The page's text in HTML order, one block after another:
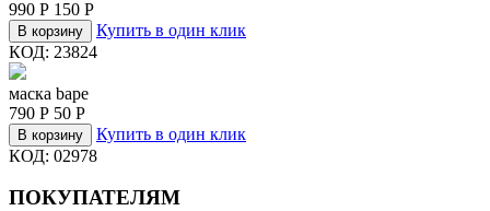
990 Р 150 Р
В корзину
Купить в один клик
КОД: 23824
маска bape
790 Р 50 Р
В корзину
Купить в один клик
КОД: 02978
ПОКУПАТЕЛЯМ